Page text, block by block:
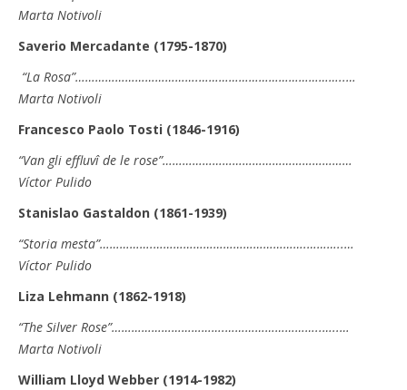
Marta Notivoli
Saverio Mercadante (1795-1870)
“La Rosa”……………………………….……………………………………..…
Marta Notivoli
Francesco Paolo Tosti (1846-1916)
“Van gli effluvî de le rose”…………………………………………………
Víctor Pulido
Stanislao Gastaldon (1861-1939)
“Storia mesta”…………….……………………………………….………..…
Víctor Pulido
Liza Lehmann (1862-1918)
“The Silver Rose”…………………………….………………………..…..…
Marta Notivoli
William Lloyd Webber (1914-1982)